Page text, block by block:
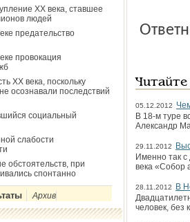
ХХ века, ставшее
людей
предательство
провокация
ХХ века, поскольку
осознавали последствий
социальный
слабости
обстоятельств, при
спонтанно
Архив
05.12.2012
В 18-м туре
Александр
29.11.2012
Именно так с
века «Собор
28.11.2012
В
человек, без